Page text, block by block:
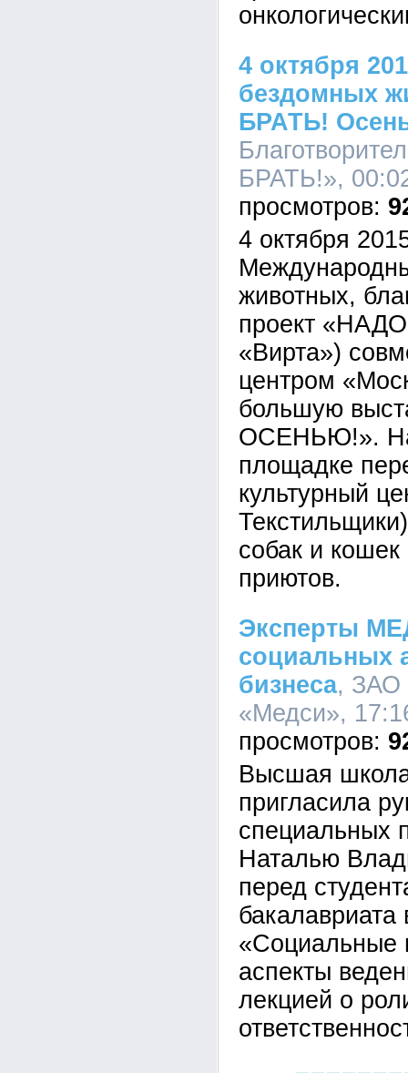
4 октября
бездомных
БРАТЬ!
БРАТЬ!»,
4 октября
животных,
проект
«Вирта»)
центром
большую
ОСЕНЬЮ!». На
площадке
культурный
собак и кошек
приютов.
Эксперты
социальных
бизнеса, ЗАО
«Медси»,
Высшая
пригласила
специальных
Наталью
перед
«Социальные
аспекты
лекцией о